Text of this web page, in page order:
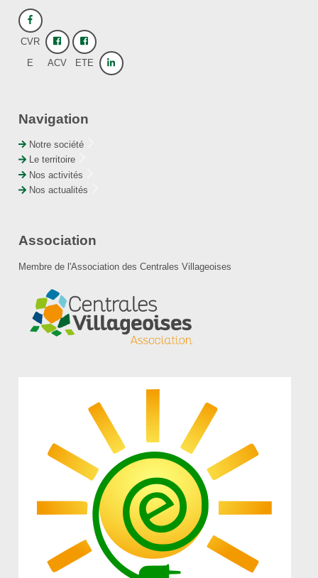
CVR
E
ACV ETE
Navigation
Notre société
Le territoire
Nos activités
Nos actualités
Association
Membre de l'Association des Centrales Villageoises